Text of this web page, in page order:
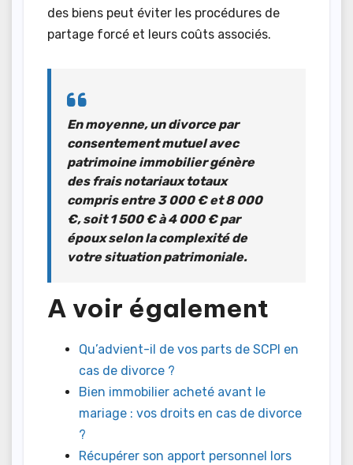
des biens peut éviter les procédures de
partage forcé et leurs coûts associés.
En moyenne, un divorce par
consentement mutuel avec
patrimoine immobilier génère
des frais notariaux totaux
compris entre3 000 € et 8 000
€, soit 1 500 € à 4 000 € par
époux selon la complexité de
votre situation patrimoniale.
A voir également
Qu’advient-il de vos parts de SCPI en
cas de divorce ?
Bien immobilier acheté avant le
mariage : vos droits en cas de divorce
?
Récupérer son apport personnel lors